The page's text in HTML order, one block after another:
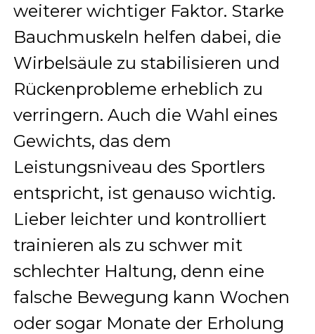
weiterer wichtiger Faktor. Starke
Bauchmuskeln helfen dabei, die
Wirbelsäule zu stabilisieren und
Rückenprobleme erheblich zu
verringern. Auch die Wahl eines
Gewichts, das dem
Leistungsniveau des Sportlers
entspricht, ist genauso wichtig.
Lieber leichter und kontrolliert
trainieren als zu schwer mit
schlechter Haltung, denn eine
falsche Bewegung kann Wochen
oder sogar Monate der Erholung